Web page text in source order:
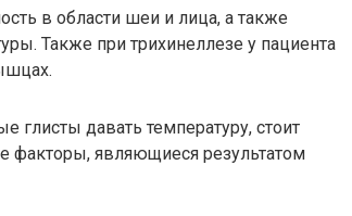
в области шеи и лица, а также
Также при трихинеллезе у пациента
глисты давать температуру, стоит
факторы, являющиеся результатом